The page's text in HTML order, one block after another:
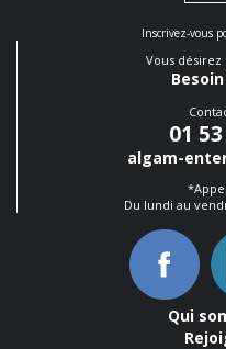
Inscrivez-vous
Vous désirez
01
algam-
Du lundi au
Qui